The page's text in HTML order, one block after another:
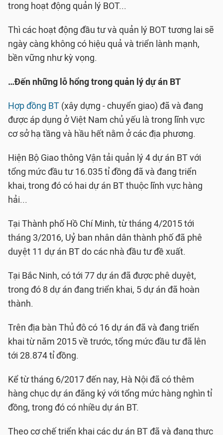
trong hoạt động quản lý BOT...
Thì các hoạt động đầu tư và quản lý BOT tương lai sẽ
ngày càng không có hiệu quả và triển lành mạnh,
bền vững như kỳ vọng.
…Đến những lỗ hổng trong quản lý dự án BT
Hợp đồng BT (xây dựng - chuyển giao) đã và đang
được áp dụng ở Việt Nam chủ yếu là trong lĩnh vực
cơ sở hạ tầng và hầu hết nằm ở các địa phương.
Hiện Bộ Giao thông Vận tải quản lý 4 dự án BT với
tổng mức đầu tư 16.035 tỉ đồng đã và đang triển
khai, trong đó có hai dự án BT thuộc lĩnh vực hàng
hải...
Tại Thành phố Hồ Chí Minh, từ tháng 4/2015 tới
tháng 3/2016, Uỷ ban nhân dân thành phố đã phê
duyệt 11 dự án BT do các nhà đầu tư đề xuất.
Tại Bắc Ninh, có tới 77 dự án đã được phê duyệt,
trong đó 8 dự án đang triển khai, 5 dự án đã hoàn
thành.
Trên địa bàn Thủ đô có 16 dự án đã và đang triển
khai từ năm 2015 về trước, tổng mức đầu tư đã lên
tới 28.874 tỉ đồng.
Kể từ tháng 6/2017 đến nay, Hà Nội đã có thêm
hàng chục dự án đăng ký với tổng mức hàng nghìn tỉ
đồng, trong đó có nhiều dự án BT.
Theo cơ chế triển khai các dự án BT đã và đang thực